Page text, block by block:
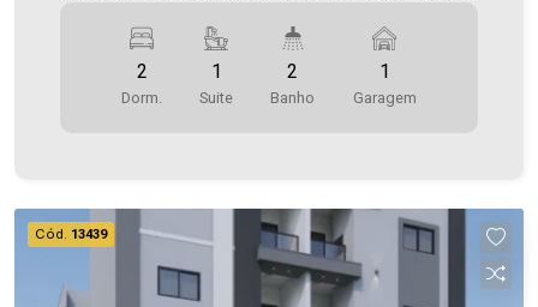
churrasqueira Área privativa 70,45m² A Imobiliária
Ativa conta hoje com uma das maiores carteiras
É AGORA! Imobiliária Ativa, sinta-se em casa!
2
Dorm.
1
Suite
2
Banho
1
Garagem
Cód. 13439